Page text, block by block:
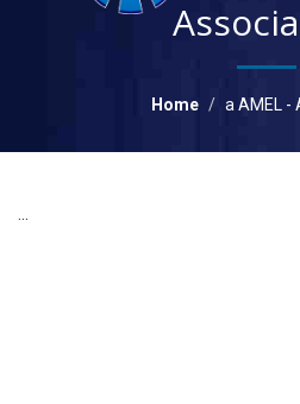
Home a AMEL -
...